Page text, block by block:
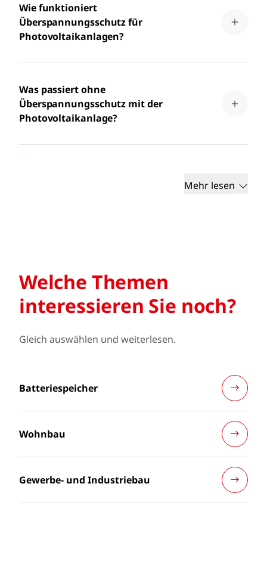
Wie funktioniert
Überspannungsschutz für
Photovoltaikanlagen?
Was passiert ohne
Überspannungsschutz mit der
Photovoltaikanlage?
Mehr lesen
Welche Themen
interessieren Sie noch?
Gleich auswählen und weiterlesen.
Batteriespeicher
Wohnbau
Gewerbe- und Industriebau